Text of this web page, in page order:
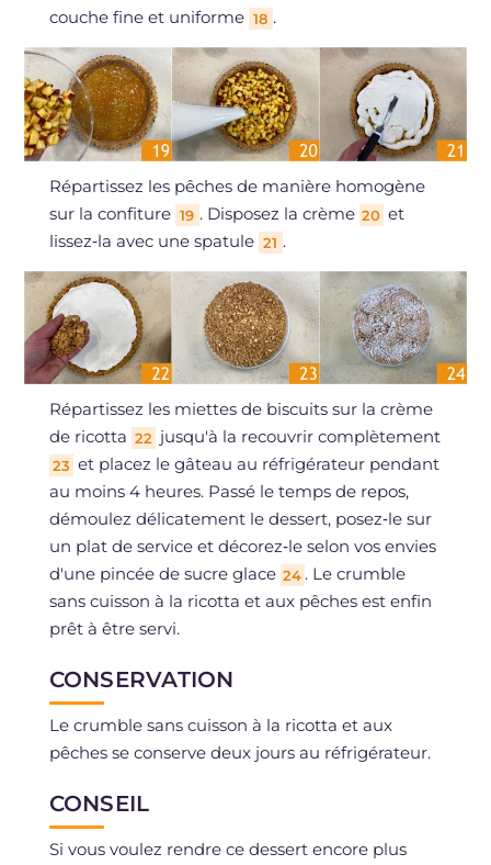
couche fine et uniforme 18 .
Répartissez les pêches de manière homogène
sur la confiture 19 . Disposez la crème 20 et
lissez‑la avec une spatule 21 .
Répartissez les miettes de biscuits sur la crème
de ricotta 22 jusqu'à la recouvrir complètement
23 et placez le gâteau au réfrigérateur pendant
au moins 4 heures. Passé le temps de repos,
démoulez délicatement le dessert, posez‑le sur
un plat de service et décorez‑le selon vos envies
d'une pincée de sucre glace 24 . Le crumble
sans cuisson à la ricotta et aux pêches est enfin
prêt à être servi.
CONSERVATION
Le crumble sans cuisson à la ricotta et aux
pêches se conserve deux jours au réfrigérateur.
CONSEIL
Si vous voulez rendre ce dessert encore plus